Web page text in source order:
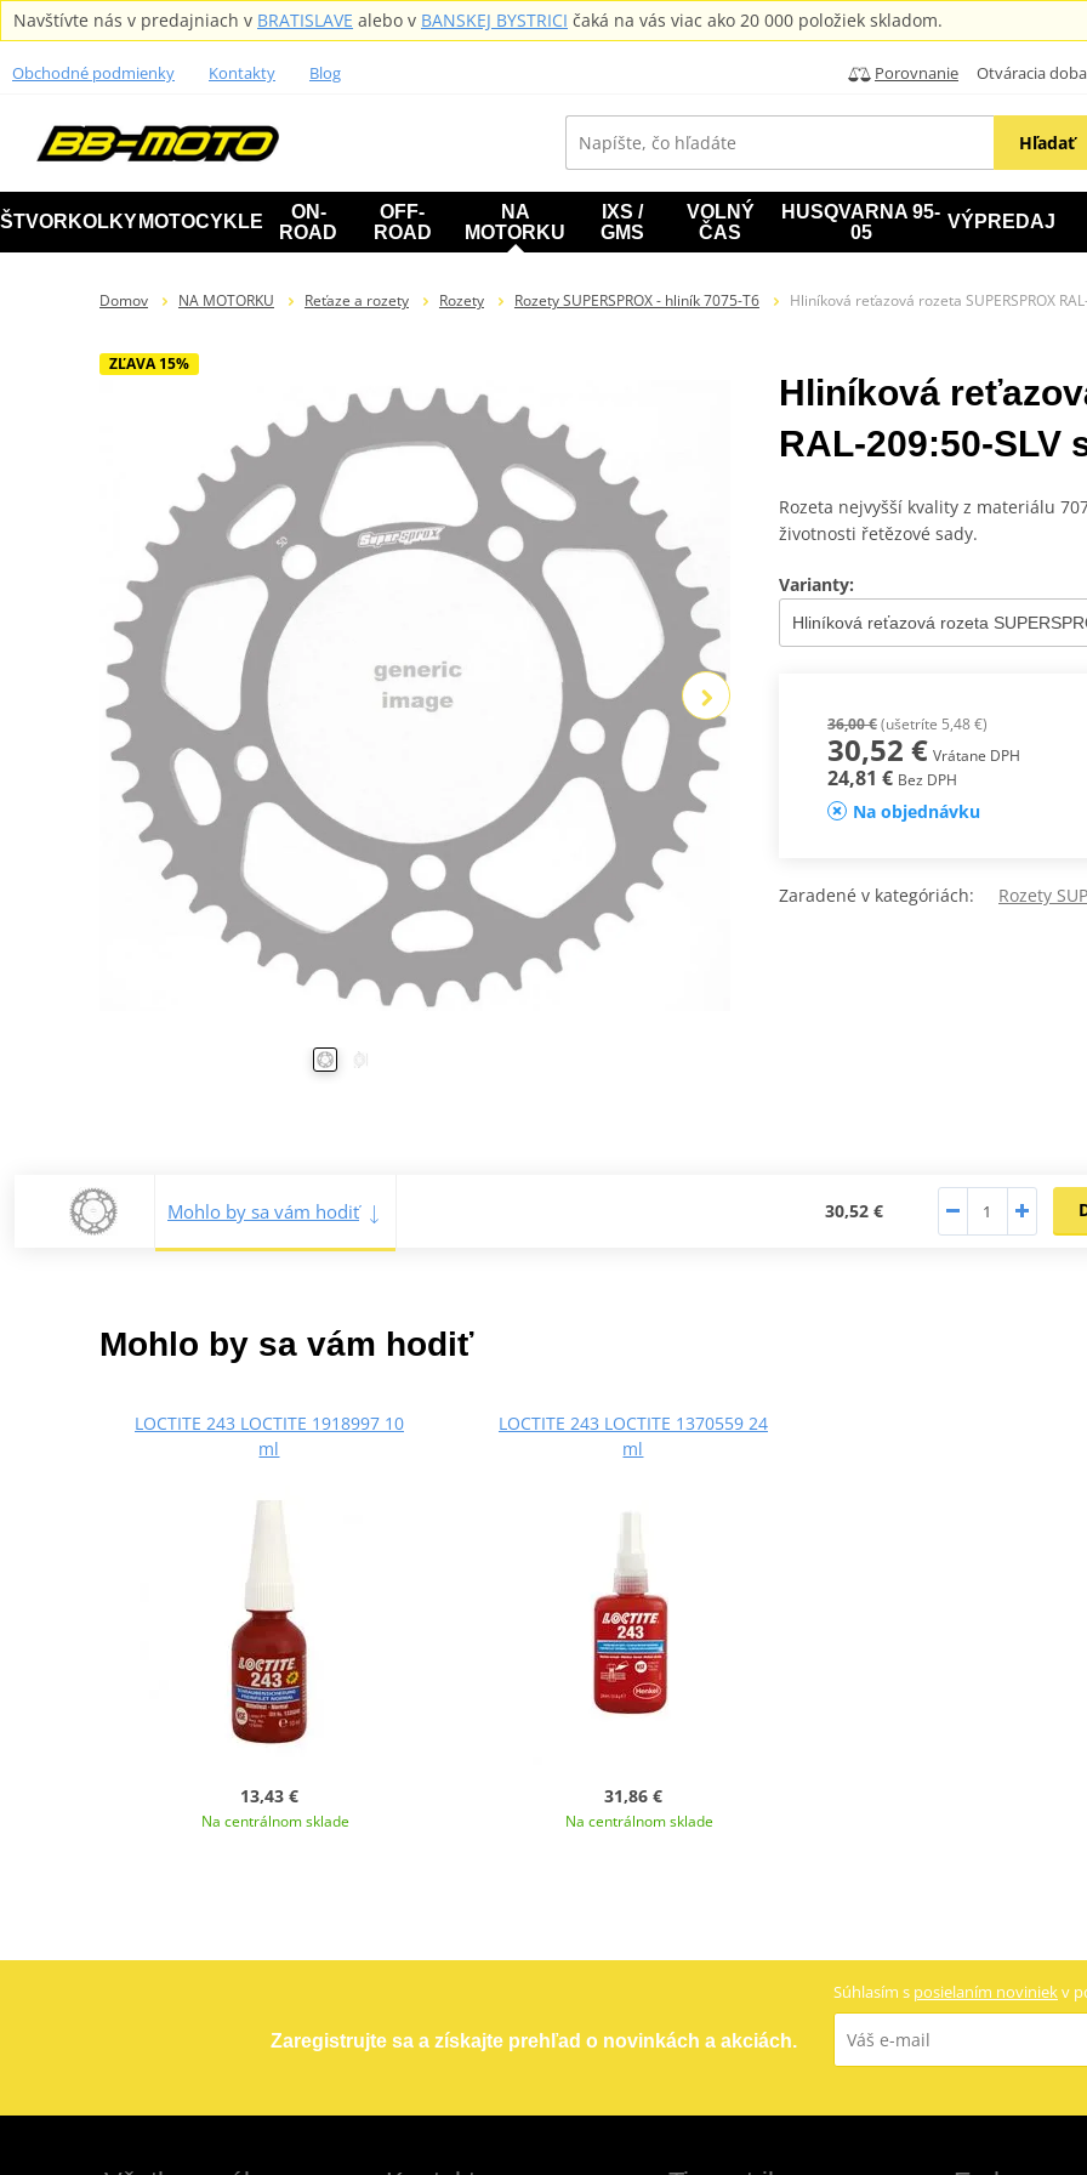
Navštívte nás v predajniach v BRATISLAVE alebo v BANSKEJ BYSTRICI čaká na vás viac ako 20 000 položiek skladom.
Obchodné podmienky Kontakty Blog Porovnanie Otváracia
Hľadať
ŠTVORKOLKY MOTOCYKLE
ON-
ROAD
OFF-
ROAD
NA
MOTORKU
IXS /
GMS
VOLNÝ
ČAS
HUSQVARNA 95-
05
VÝPREDAJ
Domov NA MOTORKU Reťaze a rozety Rozety Rozety SUPERSPROX - hliník 7075-T6 Hliníková reťazová rozeta SUPERSPROX
ZĽAVA 15%
Hliníková
RAL-209:50-SLV
Rozeta nejvyšší kvality z materiálu
životnosti řetězové sady.
Varianty:
36,00 €(ušetríte 5,48 €)
30,52 € Vrátane DPH
24,81 € Bez DPH
Na objednávku
Zaradené v kategóriách: Rozety
Mohlo by sa vám hodiť 30,52 €
Mohlo by sa vám hodiť
LOCTITE 243 LOCTITE 1918997 10
ml
13,43 €
Na centrálnom sklade
LOCTITE 243 LOCTITE 1370559 24
ml
31,86 €
Na centrálnom sklade
Zaregistrujte sa a získajte prehľad o novinkách a akciách.
Súhlasím s posielaním noviniekv